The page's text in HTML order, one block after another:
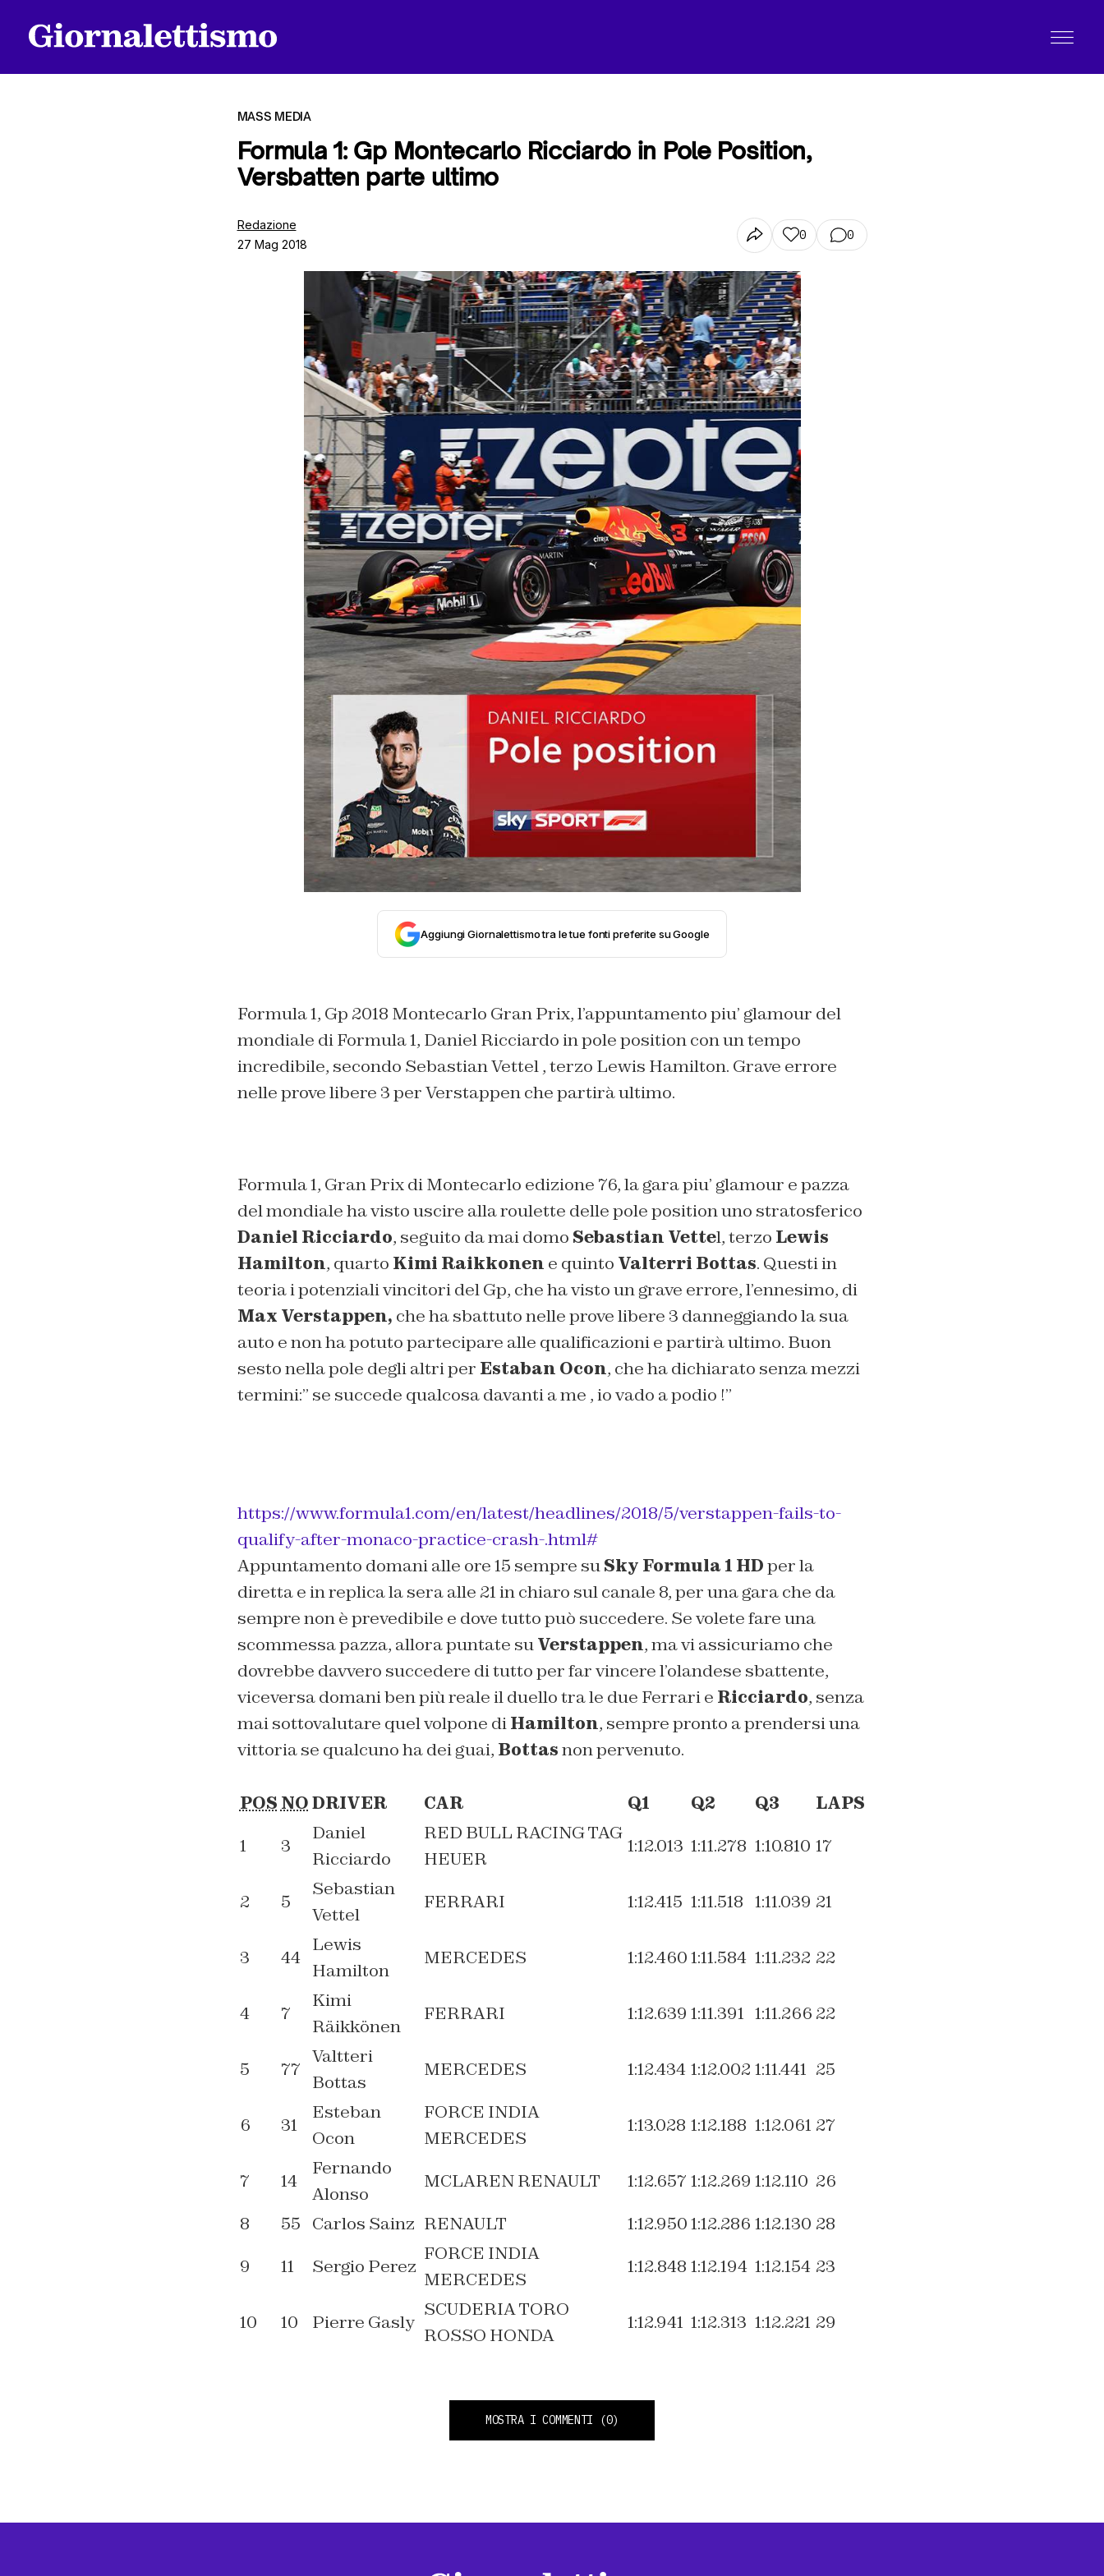
MASS MEDIA
Formula 1: Gp Montecarlo Ricciardo in Pole Position,
Versbatten parte ultimo
Redazione
27 Mag 2018
0 0
Aggiungi Giornalettismo tra le tue fonti preferite su Google
Formula 1, Gp 2018 Montecarlo Gran Prix, l’appuntamento piu’ glamour del
mondiale di Formula 1, Daniel Ricciardoin pole position con un tempo
incredibile, secondo Sebastian Vettel , terzo Lewis Hamilton. Grave errore
nelle prove libere 3 per Verstappen che partirà ultimo.
Formula 1, Gran Prix di Montecarlo edizione 76, la gara piu’ glamour e pazza
del mondiale ha visto uscire alla roulette delle pole position uno stratosferico
Daniel Ricciardo, seguito da mai domo Sebastian Vettel, terzo Lewis
Hamilton, quarto Kimi Raikkonen e quinto Valterri Bottas. Questi in
teoria i potenziali vincitori del Gp, che ha visto un grave errore, l’ennesimo, di
Max Verstappen, che ha sbattuto nelle prove libere 3 danneggiando la sua
auto e non ha potuto partecipare alle qualificazioni e partirà ultimo. Buon
sesto nella pole degli altri per Estaban Ocon, che ha dichiarato senza mezzi
termini:” se succede qualcosa davanti a me , io vado a podio !”
https://www.formula1.com/en/latest/headlines/2018/5/verstappen-fails-to-
qualify-after-monaco-practice-crash-.html#
Appuntamento domani alle ore 15 sempre suSky Formula 1 HDper la
diretta e in replica la sera alle 21 in chiaro sul canale 8, per una gara che da
sempre non è prevedibile e dove tutto può succedere. Se volete fare una
scommessa pazza, allora puntate suVerstappen, ma vi assicuriamo che
dovrebbe davvero succedere di tutto per far vincere l’olandese sbattente,
viceversa domani ben più reale il duello tra le due Ferrari e Ricciardo, senza
mai sottovalutare quel volpone diHamilton, sempre pronto a prendersi una
vittoria se qualcuno ha dei guai, Bottasnon pervenuto.
POS NODRIVER CAR Q1 Q2 Q3
LAPS
1
3
Daniel
Ricciardo
RED BULL RACING TAG
HEUER
1:12.013 1:11.278 1:10.810 17
2 5
Sebastian
Vettel
FERRARI 1:12.415 1:11.518 1:11.039 21
3 44
Lewis
Hamilton
MERCEDES 1:12.4601:11.584 1:11.232 22
4 7
Kimi
Räikkönen
FERRARI 1:12.639 1:11.391 1:11.266 22
5 77
Valtteri
Bottas
MERCEDES 1:12.434 1:12.002 1:11.441 25
6 31
Esteban
Ocon
FORCE INDIA
MERCEDES
1:13.028 1:12.188 1:12.061 27
7 14
Fernando
Alonso
MCLAREN RENAULT 1:12.657 1:12.269 1:12.110 26
8
55 Carlos Sainz RENAULT 1:12.9501:12.286 1:12.130 28
9
11 Sergio Perez
FORCE INDIA
MERCEDES
1:12.848 1:12.194 1:12.154 23
10 10 Pierre Gasly
SCUDERIA TORO
ROSSO HONDA
1:12.941 1:12.313 1:12.221 29
MOSTRA I COMMENTI (0)